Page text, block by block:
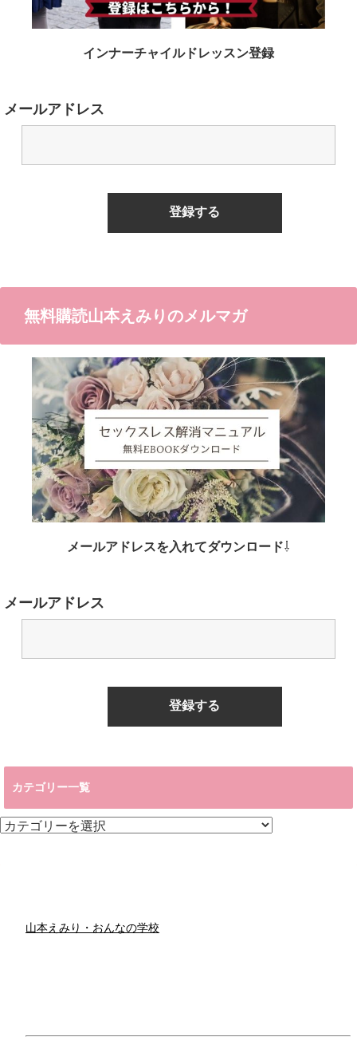
インナーチャイルドレッスン登録
メールアドレス
無料購読山本えみりのメルマガ
メールアドレスを入れてダウンロード⇩
メールアドレス
カテゴリー一覧
カ
山本えみり・おんなの学校